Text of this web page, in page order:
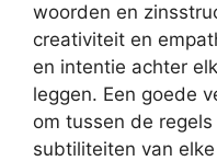
woorden en
creativiteit en
en intentie achter
leggen. Een goede
om tussen de
subtiliteiten van